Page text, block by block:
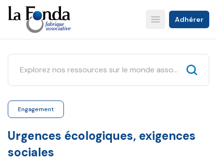
Aller
au
contenu
principal
Open main menu
Adhérer
Engagement
Urgences écologiques, exigences
sociales